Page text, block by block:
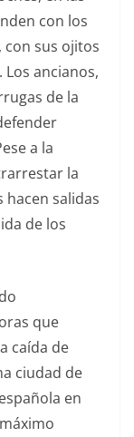
con los
con sus ojitos
ancianos,
de la
a la
la
hacen salidas
de los
que
caída de
ciudad de
en